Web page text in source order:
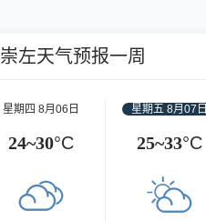
崇左天气预报一周
星期四 8月06日
24~30°C
星期五 8月07日
25~33°C